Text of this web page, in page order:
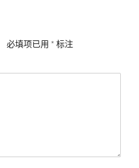
必填项已用 * 标注